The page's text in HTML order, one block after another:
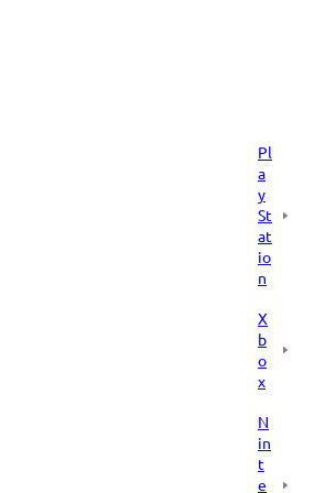
Pl
a
y
St
at
io
n
X
b
o
x
N
in
t
e